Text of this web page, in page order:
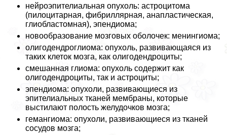
нейроэпителиальная опухоль: астроцитома
(пилоцитарная, фибриллярная, анапластическая,
глиобластомная), эпендиома;
новообразование мозговых оболочек: менингиома;
олигодендроглиома: опухоль, развивающаяся из
таких клеток мозга, как олигодендроциты;
смешанная глиома: опухоль содержит как
олигодендроциты, так и астроциты;
эпендиома: опухоли, развивающиеся из
эпителиальных тканей мембраны, которые
выстилают полость желудочков мозга;
гемангиома: опухоли, развивающиеся из тканей
сосудов мозга;